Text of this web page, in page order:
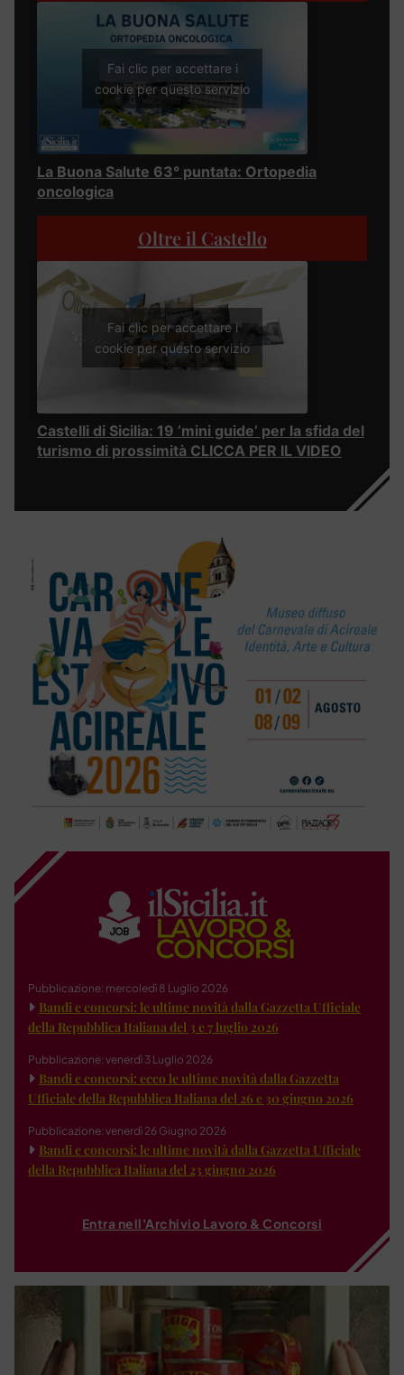
Fai clic per accettare i
cookie per questo servizio
La Buona Salute 63° puntata: Ortopedia
oncologica
Oltre il Castello
Fai clic per accettare i
cookie per questo servizio
Castelli di Sicilia: 19 ‘mini guide’ per la sfida del
turismo di prossimità CLICCA PER IL VIDEO
Pubblicazione: mercoledì 8 Luglio 2026
Bandi e concorsi: le ultime novità dalla Gazzetta Ufficiale
della Repubblica Italiana del 3 e 7 luglio 2026
Pubblicazione: venerdì 3 Luglio 2026
Bandi e concorsi: ecco le ultime novità dalla Gazzetta
Ufficiale della Repubblica Italiana del 26 e 30 giugno 2026
Pubblicazione: venerdì 26 Giugno 2026
Bandi e concorsi: le ultime novità dalla Gazzetta Ufficiale
della Repubblica Italiana del 23 giugno 2026
Entra nell'Archivio Lavoro & Concorsi